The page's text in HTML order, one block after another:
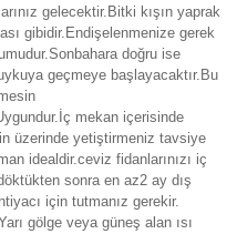
gelecektir.Bitki kışın yaprak
gibidir.Endişelenmenize gerek
doğru ise
geçmeye başlayacaktır.Bu
mekan içerisinde
üzerinde yetiştirmeniz tavsiye
idealdir.ceviz fidanlarınızı iç
sonra en az2 ay dış
için tutmanız gerekir.
gölge veya güneş alan ısı